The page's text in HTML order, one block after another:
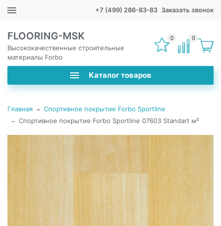
+7 (499) 286-83-83 Заказать звонок
FLOORING-MSK
Высококачественные строительные
материалы Forbo
Каталог товаров
0 0
Главная - Спортивное покрытие Forbo Sportline
- Спортивное покрытие Forbo Sportline 07603 Standart м²